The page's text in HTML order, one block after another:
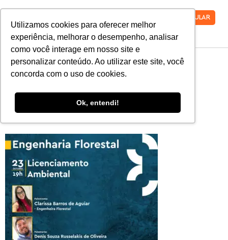
Utilizamos cookies para oferecer melhor
experiência, melhorar o desempenho, analisar
como você interage em nosso site e
personalizar conteúdo. Ao utilizar este site, você
concorda com o uso de cookies.
Ok, entendi!
VESTIBULAR
3eb3ecec-cf2c-
48e9-ae39-
1f0ad60715ba